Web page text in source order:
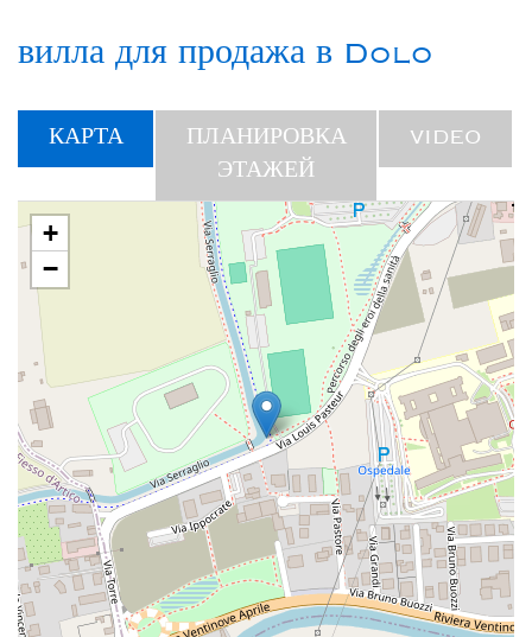
вилла для продажа в Dolo
КАРТА ПЛАНИРОВКА
ЭТАЖЕЙ
VIDEO
+
−